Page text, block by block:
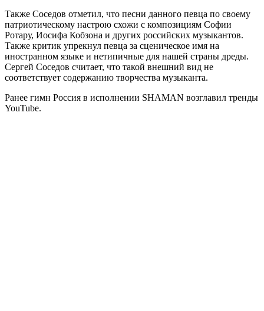
Также Соседов отметил, что песни данного певца по своему
патриотическому настрою схожи с композициям Софии
Ротару, Иосифа Кобзона и других российских музыкантов.
Также критик упрекнул певца за сценическое имя на
иностранном языке и нетипичные для нашей страны дреды.
Сергей Соседов считает, что такой внешний вид не
соответствует содержанию творчества музыканта.
Ранее гимн Россия в исполнении SHAMAN возглавил тренды
YouTube.